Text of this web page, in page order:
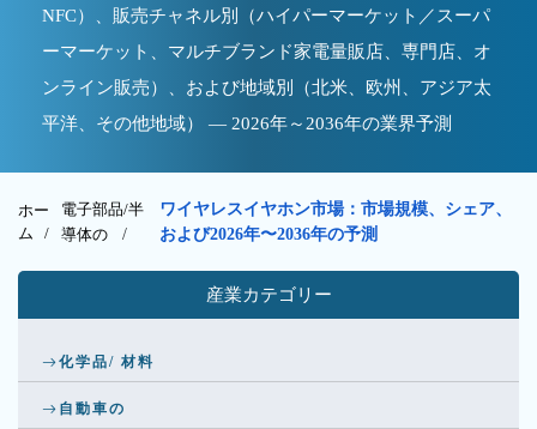
NFC）、販売チャネル別（ハイパーマーケット／スーパ
ーマーケット、マルチブランド家電量販店、専門店、オ
ンライン販売）、および地域別（北米、欧州、アジア太
平洋、その他地域） — 2026年～2036年の業界予測
ホー
ム /
電子部品/半
導体の/
ワイヤレスイヤホン市場：市場規模、シェア、
および2026年〜2036年の予測
産業カテゴリー
化学品/ 材料
自動車の